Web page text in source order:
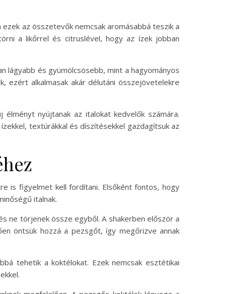
az összetevők nemcsak aromásabbá teszik a
a likőrrel és citruslével, hogy az ízek jobban
lágyabb és gyümölcsösebb, mint a hagyományos
ezért alkalmasak akár délutáni összejövetelekre
nyújtanak az italokat kedvelők számára.
textúrákkal és díszítésekkel gazdagítsuk az
is figyelmet kell fordítani. Elsőként fontos, hogy
italnak.
ne törjenek össze egyből. A shakerben először a
öntsük hozzá a pezsgőt, így megőrizve annak
tehetik a koktélokat. Ezek nemcsak esztétikai